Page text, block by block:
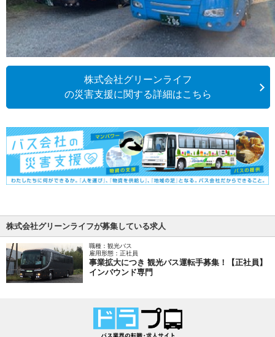
株式会社グリーンライフ
の災害支援に関する詳細はこちら
株式会社グリーンライフが募集している求人
職種：観光バス
雇用形態：正社員
事業拡大につき 観光バス運転手募集！【正社員】
インバウンド専門